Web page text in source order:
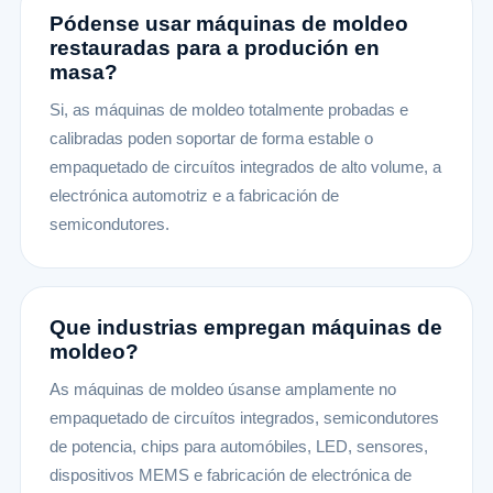
Pódense usar máquinas de moldeo
restauradas para a produción en
masa?
Si, as máquinas de moldeo totalmente probadas e
calibradas poden soportar de forma estable o
empaquetado de circuítos integrados de alto volume, a
electrónica automotriz e a fabricación de
semicondutores.
Que industrias empregan máquinas de
moldeo?
As máquinas de moldeo úsanse amplamente no
empaquetado de circuítos integrados, semicondutores
de potencia, chips para automóbiles, LED, sensores,
dispositivos MEMS e fabricación de electrónica de